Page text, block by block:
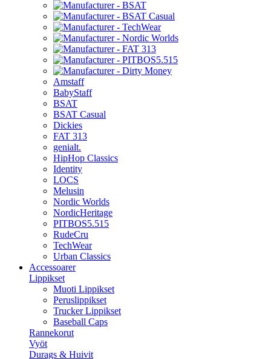
Amstaff
BabyStaff
BSAT
BSAT Casual
Dickies
FAT 313
genialt.
HipHop Classics
Identity
LOCS
Melusin
Nordic Worlds
NordicHeritage
PITBOS5.515
RudeCru
TechWear
Urban Classics
Accessoarer
Lippikset
Muoti Lippikset
Peruslippikset
Trucker Lippikset
Baseball Caps
Rannekorut
Vyöt
Durags & Huivit